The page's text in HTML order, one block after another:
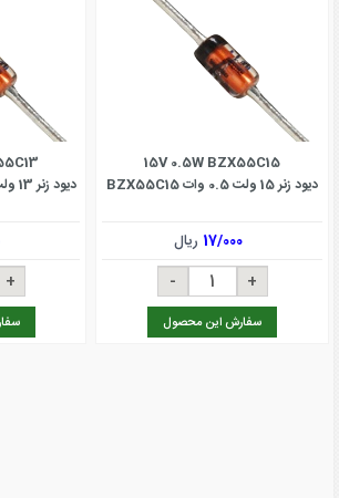
15V 0.5W BZX55C15
دیود زنر 15 ولت 0.5 وات BZX55C15
17/000 ریال
سفارش این محصول
دیود زنر 13 ولت 0.5 وات BZX55C13